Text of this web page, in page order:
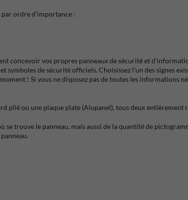
par ordre d'importance :
concevoir vos propres panneaux de sécurité et
symboles de sécurité officiels. Choisissez l'un des signes
! Si vous ne disposez pas de toutes les informations
plié ou une plaque plate (Alupanel), tous deux entièrement
trouve le panneau, mais aussi de la quantité de